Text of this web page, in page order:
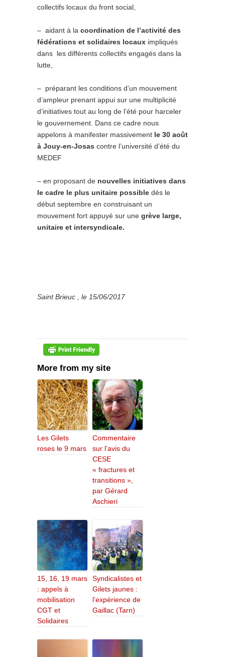
collectifs locaux du front social,
– aidant à la coordination de l’activité des
fédérations et solidaires locaux impliqués
dans les différents collectifs engagés dans la
lutte,
– préparant les conditions d’un mouvement
d’ampleur prenant appui sur une multiplicité
d’initiatives tout au long de l’été pour harceler
le gouvernement. Dans ce cadre nous
appelons à manifester massivement le 30 août
à Jouy-en-Josas contre l’université d’été du
MEDEF
– en proposant de nouvelles initiatives dans
le cadre le plus unitaire possible dés le
début septembre en construisant un
mouvement fort appuyé sur une grève large,
unitaire et intersyndicale.
Saint Brieuc , le 15/06/2017
More from my site
Les Gilets
roses le 9 mars
Commentaire
sur l’avis du
CESE
« fractures et
transitions »,
par Gérard
Aschieri
15, 16, 19 mars
: appels à
mobilisation
CGT et
Solidaires
Syndicalistes et
Gilets jaunes :
l’expérience de
Gaillac (Tarn)